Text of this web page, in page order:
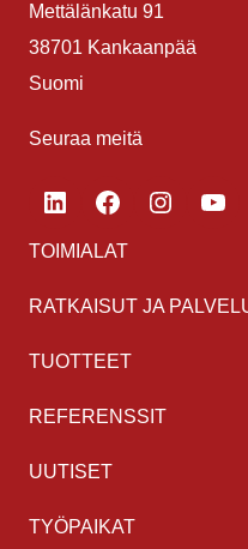
Mettälänkatu 91
38701 Kankaanpää
Suomi
Seuraa meitä
LinkedInFacebook
TOIMIALAT
RATKAISUT JA
TUOTTEET
REFERENSSIT
UUTISET
TYÖPAIKAT